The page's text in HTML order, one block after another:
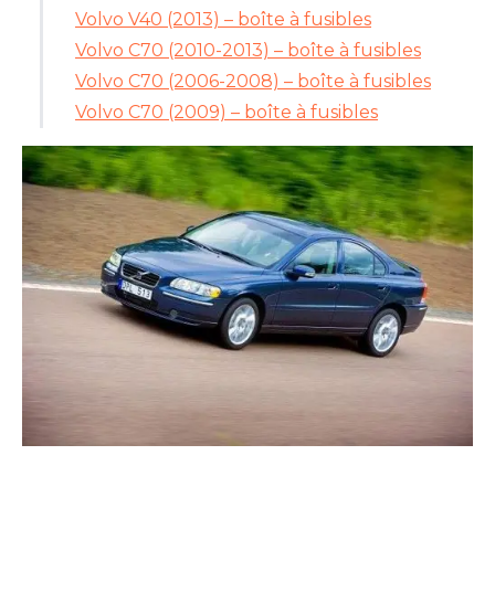
Volvo V40 (2013) – boîte à fusibles
Volvo C70 (2010-2013) – boîte à fusibles
Volvo C70 (2006-2008) – boîte à fusibles
Volvo C70 (2009) – boîte à fusibles